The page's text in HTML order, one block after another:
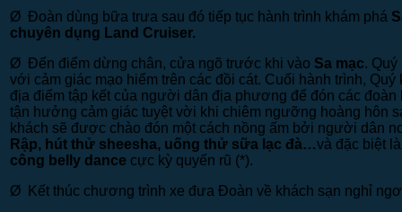
Ø Đoàn dùng bữa trưa sau đó tiếp tục hành trình khám phá
chuyên dụng Land Cruiser.
Ø Đến điểm dừng chân, cửa ngõ trước khi vào Sa mạc.
với cảm giác mạo hiểm trên các đồi cát. Cuối hành trình,
địa điểm tập kết của người dân địa phương để đón các
tận hưởng cảm giác tuyệt vời khi chiêm ngưỡng hoàng hôn
khách sẽ được chào đón một cách nồng ấm bởi người dân
Rập, hút thử sheesha, uống thử sữa lạc đà…và đặc biệt
công belly dance cực kỳ quyến rũ (*).
Ø Kết thúc chương trình xe đưa Đoàn về khách sạn nghỉ